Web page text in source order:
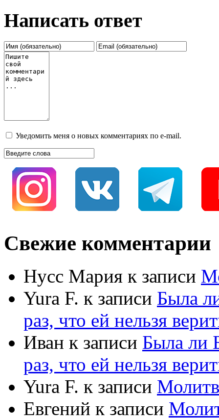
Написать ответ
Уведомить меня о новых комментариях по e-mail.
Свежие комментарии
Нусс Мария к записи
Yura F. к записи Была
раз, что ей нельзя
Иван к записи Была ли
раз, что ей нельзя
Yura F. к записи
Евгений к записи